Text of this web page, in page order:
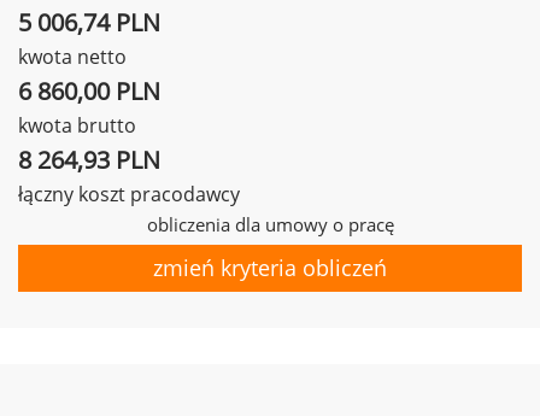
5 006,74 PLN
kwota netto
6 860,00 PLN
kwota brutto
8 264,93 PLN
łączny koszt pracodawcy
obliczenia dla umowy o pracę
zmień kryteria obliczeń